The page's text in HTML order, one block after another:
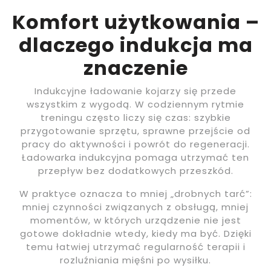
Komfort użytkowania –
dlaczego indukcja ma
znaczenie
Indukcyjne ładowanie kojarzy się przede
wszystkim z wygodą. W codziennym rytmie
treningu często liczy się czas: szybkie
przygotowanie sprzętu, sprawne przejście od
pracy do aktywności i powrót do regeneracji.
Ładowarka indukcyjna pomaga utrzymać ten
przepływ bez dodatkowych przeszkód.
W praktyce oznacza to mniej „drobnych tarć”:
mniej czynności związanych z obsługą, mniej
momentów, w których urządzenie nie jest
gotowe dokładnie wtedy, kiedy ma być. Dzięki
temu łatwiej utrzymać regularność terapii i
rozluźniania mięśni po wysiłku.